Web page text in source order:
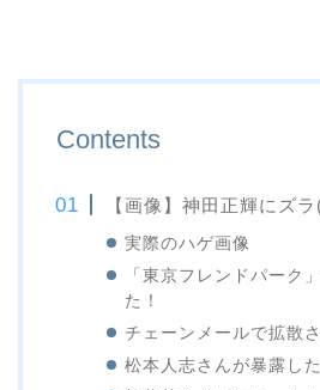
Contents
【画像】神田正輝にズ
実際のハゲ画像
「東京フレンドパーク
た！
チェーンメールで拡散
松本人志さんが暴露した